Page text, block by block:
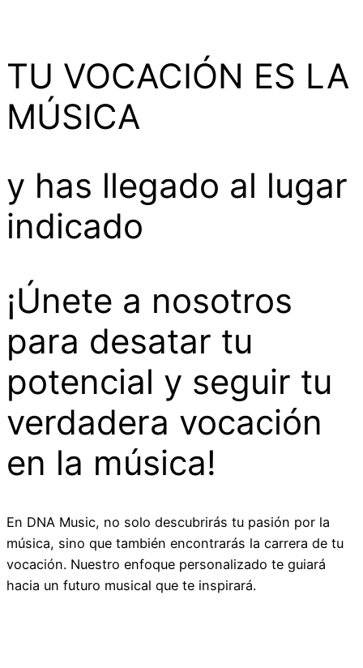
TU VOCACIÓN ES LA
MÚSICA
y has llegado al lugar
indicado
¡Únete a nosotros
para desatar tu
potencial y seguir tu
verdadera vocación
en la música!
En DNA Music, no solo descubrirás tu pasión por la
música, sino que también encontrarás la carrera de tu
vocación. Nuestro enfoque personalizado te guiará
hacia un futuro musical que te inspirará.